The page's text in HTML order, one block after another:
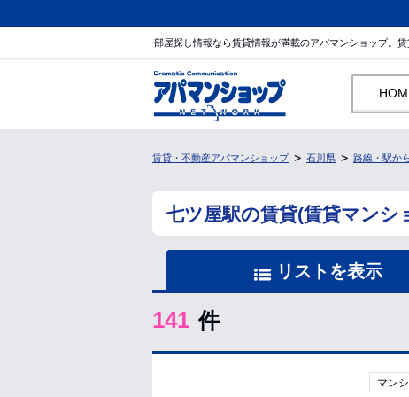
部屋探し情報なら賃貸情報が満載のアパマンショップ。
賃貸・不動産アパマンショップ 石川県 路線・駅か
七ツ屋駅の賃貸(賃貸マンシ
リストを表示
141 件
マン